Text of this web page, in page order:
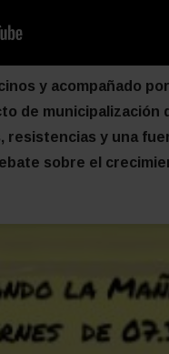
y acompañado
de municipalización
resistencias y una
sobre el